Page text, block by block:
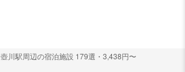
壺川駅周辺の宿泊施設 179選・3,438円〜